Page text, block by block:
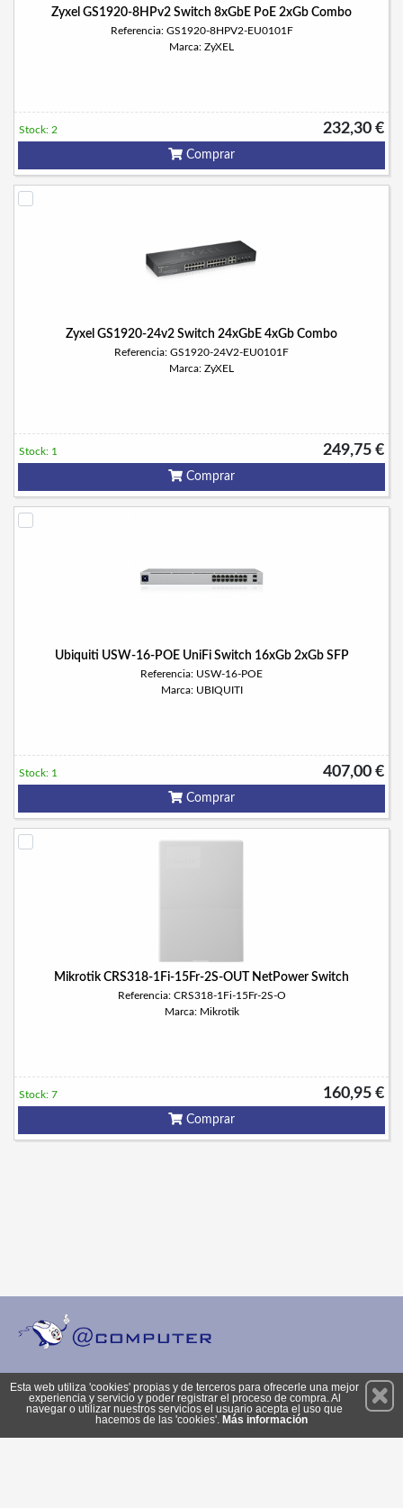
Zyxel GS1920-8HPv2 Switch 8xGbE PoE 2xGb Combo
Referencia: GS1920-8HPV2-EU0101F
Marca: ZyXEL
232,30 €
Stock: 2
Comprar
Zyxel GS1920-24v2 Switch 24xGbE 4xGb Combo
Referencia: GS1920-24V2-EU0101F
Marca: ZyXEL
249,75 €
Stock: 1
Comprar
Ubiquiti USW-16-POE UniFi Switch 16xGb 2xGb SFP
Referencia: USW-16-POE
Marca: UBIQUITI
407,00 €
Stock: 1
Comprar
Mikrotik CRS318-1Fi-15Fr-2S-OUT NetPower Switch
Referencia: CRS318-1Fi-15Fr-2S-O
Marca: Mikrotik
160,95 €
Stock: 7
Comprar
Suscríbete
Esta web utiliza 'cookies' propias y de terceros para ofrecerle una mejor
experiencia y servicio y poder registrar el proceso de compra. Al
navegar o utilizar nuestros servicios el usuario acepta el uso que
hacemos de las 'cookies'. Más información